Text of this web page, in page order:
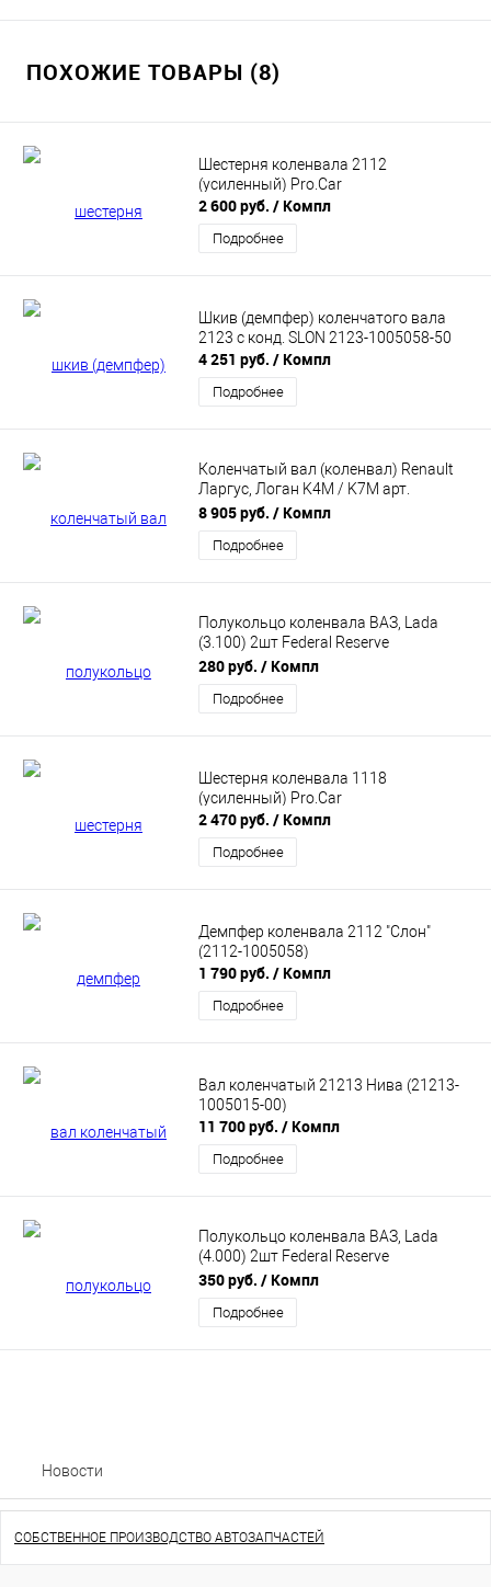
ПОХОЖИЕ ТОВАРЫ (8)
Шестерня коленвала 2112
(усиленный) Pro.Car
2 600 руб. / Компл
Подробнее
Шкив (демпфер) коленчатого вала
2123 с конд. SLON 2123-1005058-50
4 251 руб. / Компл
Подробнее
Коленчатый вал (коленвал) Renault
Ларгус, Логан K4M / K7M арт.
8200416793 BESTAUTO BS100-54
8 905 руб. / Компл
Подробнее
Полукольцо коленвала ВАЗ, Lada
(3.100) 2шт Federal Reserve
(21011005183041)
280 руб. / Компл
Подробнее
Шестерня коленвала 1118
(усиленный) Pro.Car
2 470 руб. / Компл
Подробнее
Демпфер коленвала 2112 "Слон"
(2112-1005058)
1 790 руб. / Компл
Подробнее
Вал коленчатый 21213 Нива (21213-
1005015-00)
11 700 руб. / Компл
Подробнее
Полукольцо коленвала ВАЗ, Lada
(4.000) 2шт Federal Reserve
(21011005183051)
350 руб. / Компл
Подробнее
Новости
СОБСТВЕННОЕ ПРОИЗВОДСТВО АВТОЗАПЧАСТЕЙ